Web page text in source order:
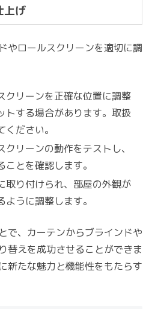
上げ
やロールスクリーンを適切に調
クリーンを正確な位置に調整
トする場合があります。取扱
ださい。
リーンの動作をテストし、
とを確認します。
取り付けられ、部屋の外観が
うに調整します。
で、カーテンからブラインドや
替えを成功させることができま
新たな魅力と機能性をもたらす